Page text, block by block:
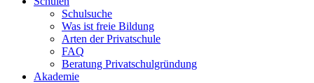
Schulsuche
Was ist freie Bildung
Arten der Privatschule
FAQ
Beratung Privatschulgründung
Akademie